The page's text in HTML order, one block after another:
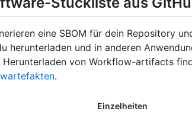
eine SBOM für dein Repository
herunterladen und in anderen
von Workflow-artifacts
.
Einzelheiten